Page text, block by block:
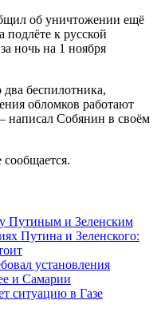
об уничтожении ещё
подлёте к русской
ночь на 1 ноября
беспилотника,
обломков работают
написал Собянин в своём
Путиным и Зеленским
Путина и Зеленского:
установления
и Самарии
ситуацию в Газе